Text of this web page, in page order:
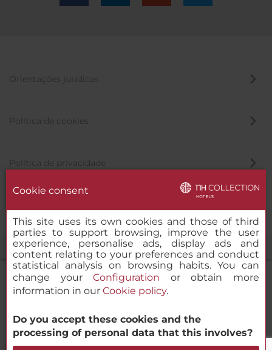
NH Collection München Bavaria
Orientações jurídicas
Política de cookies
Política de privacidade
© 2000-2026 MINOR HOTELS EUROPE & AMERICAS Santa Engracia
120. 28003 Madrid, Espanha
Cookie consent
This site uses its own cookies and those of third
parties to support browsing, improve the user
experience, personalise ads, display ads and
content relating to your preferences and conduct
statistical analysis on browsing habits. You can
change yourConfiguration or obtain more
information in our Cookie policy.
Do you accept these cookies and the
processing of personal data that this involves?